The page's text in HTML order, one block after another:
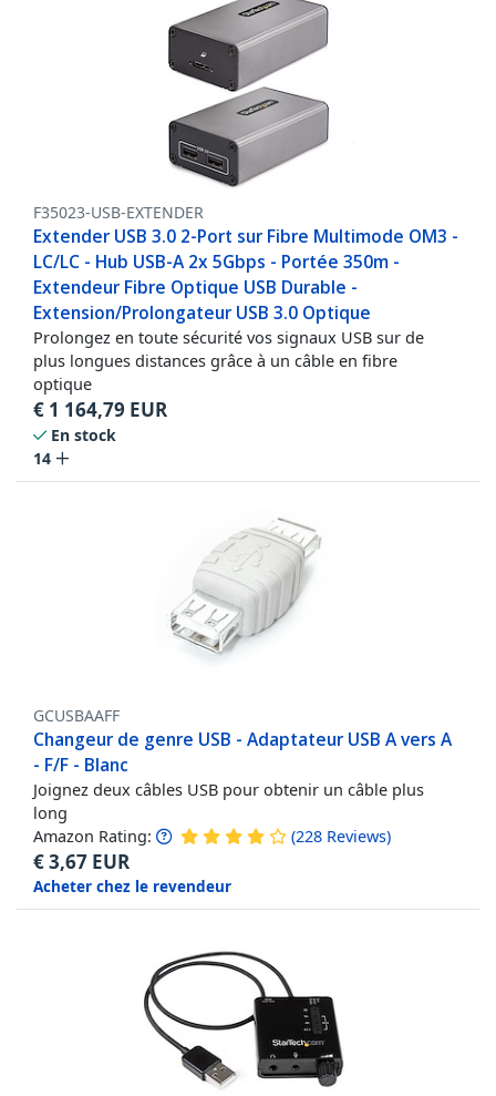
F35023-USB-EXTENDER
Extender USB 3.0 2-Port sur Fibre Multimode OM3 -
LC/LC - Hub USB-A 2x 5Gbps - Portée 350m -
Extendeur Fibre Optique USB Durable -
Extension/Prolongateur USB 3.0 Optique
Prolongez en toute sécurité vos signaux USB sur de
plus longues distances grâce à un câble en fibre
optique
€ 1 164,79 EUR
En stock
14
GCUSBAAFF
Changeur de genre USB - Adaptateur USB A vers A
- F/F - Blanc
Joignez deux câbles USB pour obtenir un câble plus
long
Amazon Rating: (228 Reviews)
€3,67 EUR
Acheter chez le revendeur